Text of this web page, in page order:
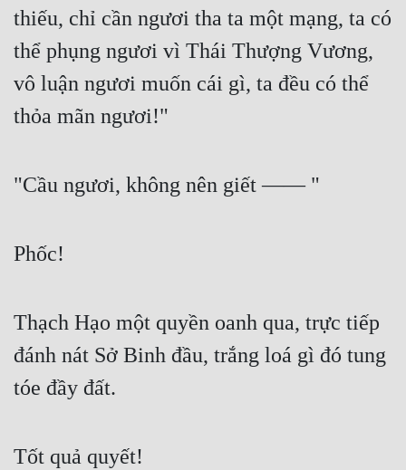
thiếu, chỉ cần ngươi tha ta một mạng, ta có
thể phụng ngươi vì Thái Thượng Vương,
vô luận ngươi muốn cái gì, ta đều có thể
thỏa mãn ngươi!"
"Cầu ngươi, không nên giết —— "
Phốc!
Thạch Hạo một quyền oanh qua, trực tiếp
đánh nát Sở Binh đầu, trắng loá gì đó tung
tóe đầy đất.
Tốt quả quyết!